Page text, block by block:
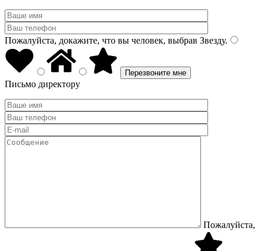
Пожалуйста, докажите, что вы человек, выбрав Звезду.
Письмо директору
Пожалуйста,